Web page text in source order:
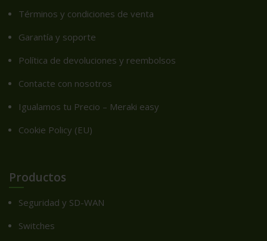
Términos y condiciones de venta
Garantía y soporte
Política de devoluciones y reembolsos
Contacte con nosotros
Igualamos tu Precio – Meraki easy
Cookie Policy (EU)
Productos
Seguridad y SD-WAN
Switches